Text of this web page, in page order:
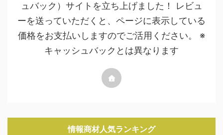
ュバック）サイトを立ち上げました！ レビュ
ーを送っていただくと、ページに表示している
価格をお支払いしますのでご活用ください。 ※
キャッシュバックとは異なります
情報商材人気ランキング